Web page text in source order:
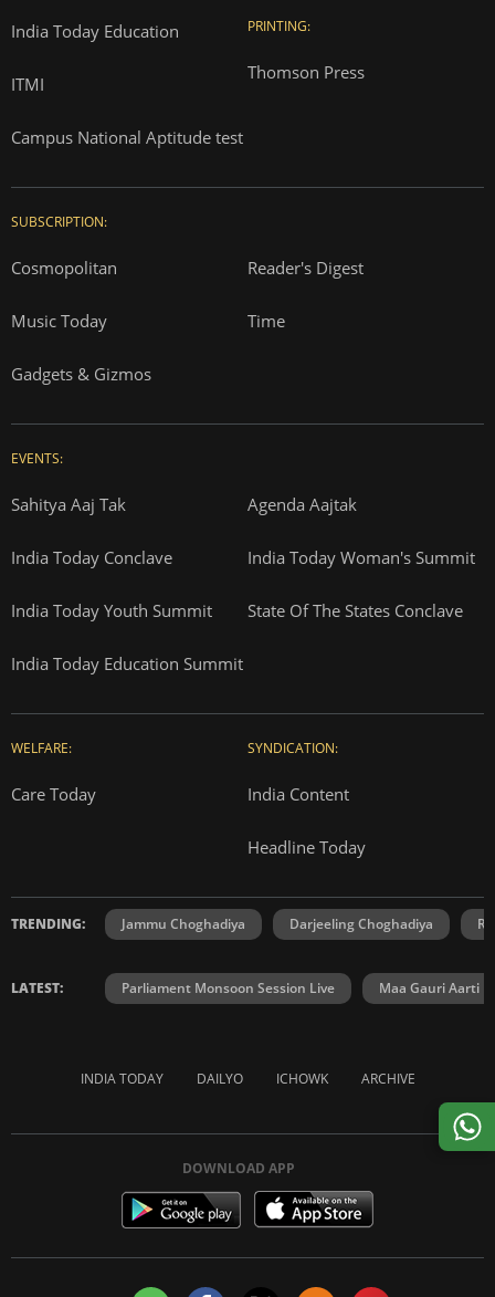
India Today Education
ITMI
Campus National Aptitude test
PRINTING:
Thomson Press
SUBSCRIPTION:
Cosmopolitan Reader's Digest
Music Today Time
Gadgets & Gizmos
EVENTS:
Sahitya Aaj Tak Agenda Aajtak
India Today Conclave India Today Woman's Summit
India Today Youth Summit State Of The States Conclave
India Today Education Summit
WELFARE:
Care Today
SYNDICATION:
India Content
Headline Today
TRENDING: Jammu Choghadiya Darjeeling Choghadiya
LATEST: Parliament Monsoon Session Live Maa Gauri Aarti
INDIA TODAY DAILYO ICHOWK ARCHIVE
DOWNLOAD APP